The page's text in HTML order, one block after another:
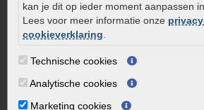
kan je dit op ieder moment aanpassen
Lees voor meer informatie onze
cookieverklaring.
Technische cookies
Analytische cookies
Marketing cookies
info@onlinetuinwarenhuis.nl
Routebeschrijving
Dinsdag